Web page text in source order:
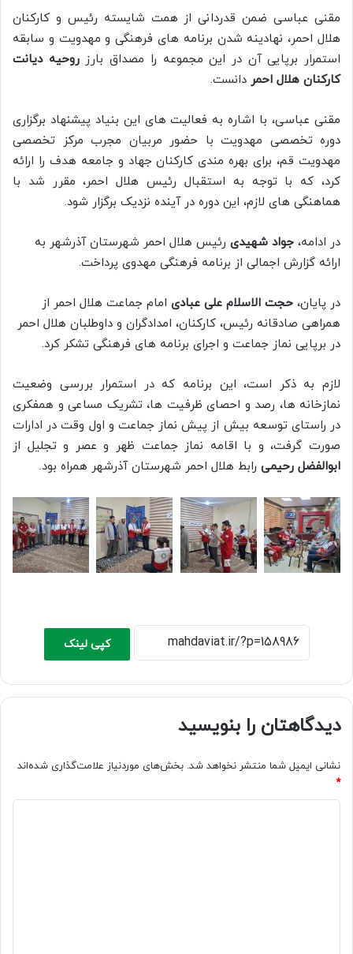
مقنی عباسی ضمن قدردانی از همت شایسته رئیس و کارکنان
هلال احمر، نهادینه شدن برنامه های فرهنگی و مهدویت و سابقه
استمرار برپایی آن در این مجموعه را مصداق بارز روحیه دیانت
کارکنان هلال احمر دانست.
مقنی عباسی، با اشاره به فعالیت های این بنیاد پیشنهاد برگزاری
دوره تخصصی مهدویت با حضور مربیان مجرب مرکز تخصصی
مهدویت قم، برای بهره مندی کارکنان جهاد و جامعه هدف را ارائه
کرد، که با توجه به استقبال رئیس هلال احمر، مقرر شد با
هماهنگی های لازم، این دوره در آینده نزدیک برگزار شود.
در ادامه، جواد شهیدی رئیس هلال احمر شهرستان آذرشهر به
ارائه گزارش اجمالی از برنامه فرهنگی مهدوی پرداخت.
در پایان، حجت الاسلام علی عبادی امام جماعت هلال احمر از
همراهی صادقانه رئیس، کارکنان، امدادگران و داوطلبان هلال احمر
در برپایی نماز جماعت و اجرای برنامه های فرهنگی تشکر کرد.
لازم به ذکر است، این برنامه که در استمرار بررسی وضعیت
نمازخانه ها، رصد و احصای ظرفیت ها، تشریک مساعی و همفکری
در راستای توسعه بیش از پیش نماز جماعت و اول وقت در ادارات
صورت گرفت، و با اقامه نماز جماعت ظهر و عصر و تجلیل از
ابوالفضل رحیمی رابط هلال احمر شهرستان آذرشهر همراه بود.
کپی لینک
دیدگاهتان را بنویسید
نشانی ایمیل شما منتشر نخواهد شد. بخش‌های موردنیاز علامت‌گذاری شده‌اند
*